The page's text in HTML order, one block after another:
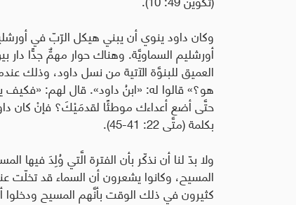
وكان داود ينوي أن يبني هيكل الرّبّ في
أورشليم السماويَّة. وهناك حوار مهمٌّ جدًّا دار
العميق للبنوَّة الآتية من نسل داود، وذلك
هو؟» قالوا له: «ابنُ داود». قال لهم: «فكيف
حتَّى أضع أعداءك موطئًا لقدمَيْكَ؟ فإنْ كان
بكلمة (متَّى 22: 41-45).
ولا بدّ لنا أن نذكّر بأن الفترة الَّتي وُلِدَ فيها
المسيح، وكانوا يشعرون أن السماء قد تخلّت
كثيرون في ذلك الوقت بأنَّهم المسيح ودخلوا